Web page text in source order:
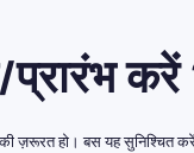
करें
हो। बस यह सुनिश्चित